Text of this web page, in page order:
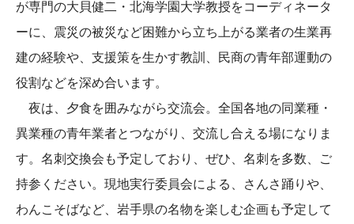
が専門の大貝健二・北海学園大学教授をコーディネータ
ーに、震災の被災など困難から立ち上がる業者の生業再
建の経験や、支援策を生かす教訓、民商の青年部運動の
役割などを深め合います。
夜は、夕食を囲みながら交流会。全国各地の同業種・
異業種の青年業者とつながり、交流し合える場になりま
す。名刺交換会も予定しており、ぜひ、名刺を多数、ご
持参ください。現地実行委員会による、さんさ踊りや、
わんこそばなど、岩手県の名物を楽しむ企画も予定して